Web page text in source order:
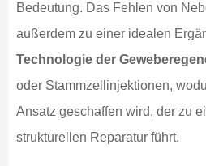
Bedeutung. Das Fehlen von
außerdem zu einer idealen
Technologie der
oder Stammzellinjektionen,
Ansatz geschaffen wird, der zu
strukturellen Reparatur führt.